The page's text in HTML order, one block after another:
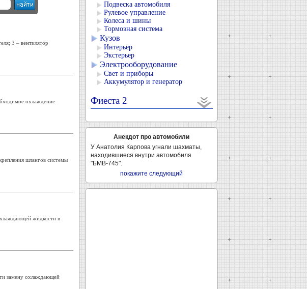
3 – вентилятор
охлаждение
шлангов системы
жидкости в
замену охлаждающей
Подвеска автомобиля
Рулевое управление
Колеса и шины
Тормозная система
Кузов
Интерьер
Экстерьер
Электрооборудование
Свет и приборы
Аккумулятор и генератор
Фиеста 2
Анекдот про автомобили
У Анатолия Карпова угнали шахматы,
находившиеся внутри автомобиля
"БМВ-745".
покажите следующий